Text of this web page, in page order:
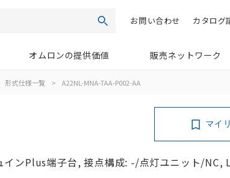
検索 カタログ
お問い合わせ
オムロンの提供価値 販売ネットワーク
形式仕様一覧 > A22NL-MNA-TAA-P002-AA
ンPlus端子台, 接点構成: -/点灯ユニット/NC,
マイ